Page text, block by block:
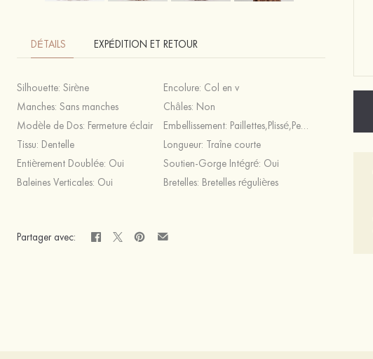
DÉTAILS EXPÉDITION ET RETOUR
Silhouette: Sirène Encolure: Col en v
Manches: Sans manches Châles: Non
Modèle de Dos: Fermeture éclair Embellissement: Paillettes,Plissé,Perles
Tissu: Dentelle Longueur: Traîne courte
Entièrement Doublée: Oui Soutien-Gorge Intégré: Oui
Baleines Verticales: Oui Bretelles: Bretelles régulières
Partager avec: